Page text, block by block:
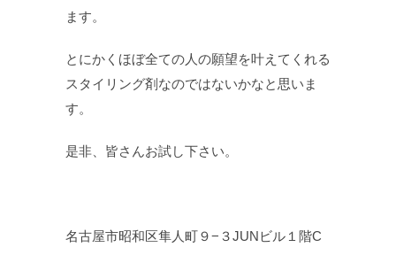
ます。
とにかくほぼ全ての人の願望を叶えてくれる
スタイリング剤なのではないかなと思いま
す。
是非、皆さんお試し下さい。
名古屋市昭和区隼人町９−３JUNビル１階C